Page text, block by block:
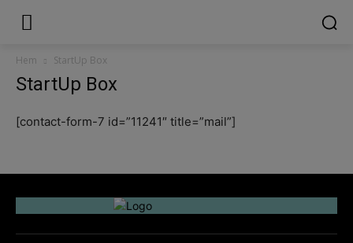
Hem StartUp Box
StartUp Box
[contact-form-7 id=”11241″ title=”mail”]